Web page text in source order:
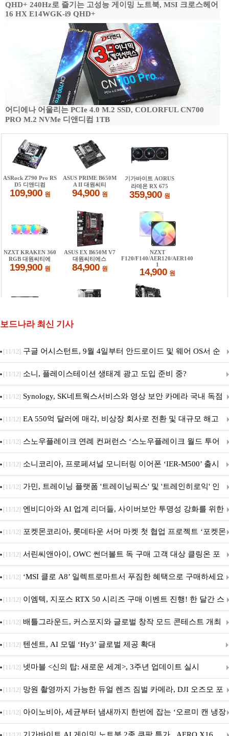
QHD+ 240Hz로 즐기는 고성능 게이밍 노트북, MSI 크로스헤어
16 HX E14WGK-i9 QHD+
어디에나 어울리는 PCIe 4.0 M.2 SSD, COLORFUL CN700
PRO M.2 NVMe 디앤디컴 1TB
보드나라 최신 기사
[11/12] 구글 어시스턴트, 9월 4일부터 안드로이드 및 웨어 OS서 순
차 서비스 종료
[11/12] 소니, 플레이스테이션 생태계 광고 도입 준비 중?
[11/12] Synology, SK네트웍스서비스와 영상 보안 카메라 국내 독점
판매 파트너십 체결
[11/12] EA 550억 달러에 매각, 비상장 회사로 전환 및 대규모 해고
전망
[11/12] 스노우플레이크 연례 컨퍼런스 ‘스노우플레이크 월드 투어
서울’ 개최
[11/12] 소니코리아, 프로페셔널 모니터링 이어폰 ‘IER-M500’ 출시
[11/12] 가민, 트레이닝 플랫폼 '트레이닝픽스' 및 '트레인히로익' 인
수로 선수와 코치에 맞춤형 훈련 지원 확대
[11/12] 엔비디아와 AI 업계 리더들, 사이버보안 투명성 강화를 위한
SAFE 가이드라인 제안
[11/12] 포켓몬코리아, 롯데타운 서머 마켓 첫 협업 프로젝트 ‘포켓몬
별빛낙원’ 개최
[11/12] 서린씨앤아이, OWC 썬더볼트 독 구매 고객 대상 클링온 포
트 고정 홀더 증정 이벤트 앵콜 연장 진행
[11/12] ‘MSI 클로 A8’ 일렉트로마트서 푸짐한 혜택으로 구매하세요
[11/12] 이엠텍, 지포스 RTX 50 시리즈 구매 이벤트 진행! 한 달간 스
팀 월렛부터 PALIT 지포스 RTX 5060 DUAL까지 증정
[11/12] 배틀그라운드, 커스포지와 글로벌 창작 모드 콘테스트 개최
[11/12] 텐센트, AI 모델 ‘Hy3’ 글로벌 제공 확대
[11/12] 넷마블 <신의 탑: 새로운 세계>, 3주년 업데이트 실시
[11/12] 망원 촬영까지 가능한 듀얼 렌즈 짐벌 카메라, DJI 오즈모 포
켓 4P
[11/12] 아이노비아, 세균부터 냄새까지 한번에 잡는 ‘오르미 캔 냉장
고 살균 탈취기’ 출시